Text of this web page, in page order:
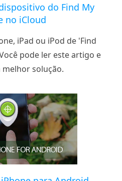
do Find My
no iCloud
iPad ou iPod de 'Find
pode ler este artigo e
solução.